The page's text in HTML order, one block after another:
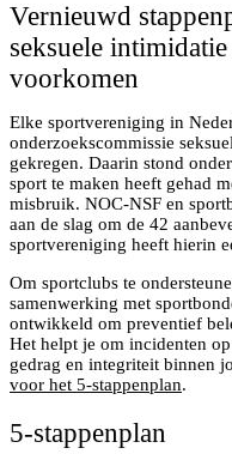
Vernieuwd
seksuele
voorkomen
Elke sportvereniging in
onderzoekscommissie
gekregen. Daarin stond
sport te maken heeft gehad
misbruik. NOC-NSF en
aan de slag om de 42
sportvereniging heeft hierin
Om sportclubs te
samenwerking met
ontwikkeld om preventief
Het helpt je om incidenten
gedrag en integriteit binnen
voor het 5-stappenplan.
5-stappenplan